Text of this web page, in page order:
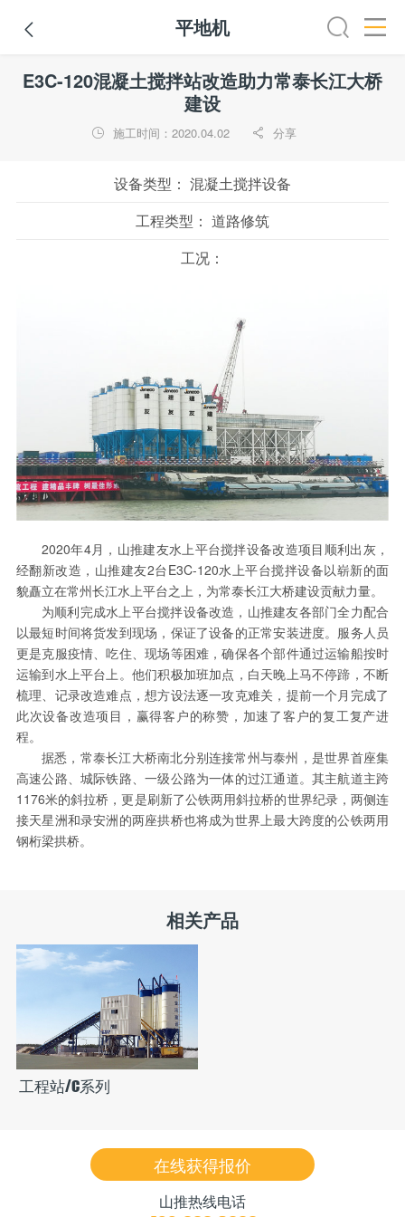
 平地机
全部 推土机 压路机 平地机 装载机 挖掘机
E3C-120混凝土搅拌站改造助力常泰长江大桥
建设
 施工时间：2020.04.02  分享
设备类型： 混凝土搅拌设备
工程类型： 道路修筑
工况：
2020年4月，山推建友水上平台搅拌设备改造项目顺利出灰，
经翻新改造，山推建友2台E3C-120水上平台搅拌设备以崭新的面
貌矗立在常州长江水上平台之上，为常泰长江大桥建设贡献力量。
为顺利完成水上平台搅拌设备改造，山推建友各部门全力配合
以最短时间将货发到现场，保证了设备的正常安装进度。服务人员
更是克服疫情、吃住、现场等困难，确保各个部件通过运输船按时
运输到水上平台上。他们积极加班加点，白天晚上马不停蹄，不断
梳理、记录改造难点，想方设法逐一攻克难关，提前一个月完成了
此次设备改造项目，赢得客户的称赞，加速了客户的复工复产进
程。
据悉，常泰长江大桥南北分别连接常州与泰州，是世界首座集
高速公路、城际铁路、一级公路为一体的过江通道。其主航道主跨
1176米的斜拉桥，更是刷新了公铁两用斜拉桥的世界纪录，两侧连
接天星洲和录安洲的两座拱桥也将成为世界上最大跨度的公铁两用
钢桁梁拱桥。
相关产品
工程站/C系列
在线获得报价
山推热线电话